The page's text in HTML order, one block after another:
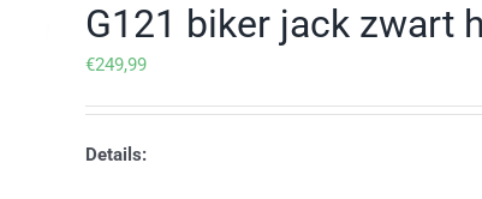
G121 biker jack zwart
€249,99
Details: